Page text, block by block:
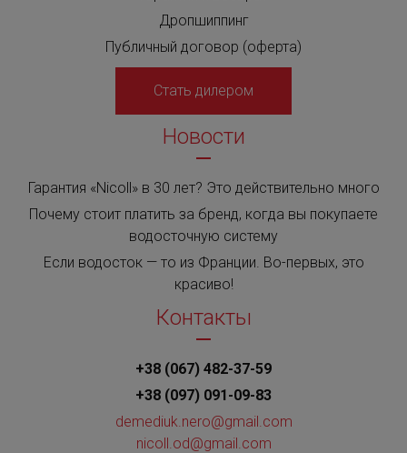
Дропшиппинг
Публичный договор (оферта)
Стать дилером
Новости
Гарантия «Nicoll» в 30 лет? Это действительно много
Почему стоит платить за бренд, когда вы покупаете
водосточную систему
Если водосток — то из Франции. Во-первых, это
красиво!
Контакты
+38 (067) 482-37-59
+38 (097) 091-09-83
demediuk.nero@gmail.com
nicoll.od@gmail.com